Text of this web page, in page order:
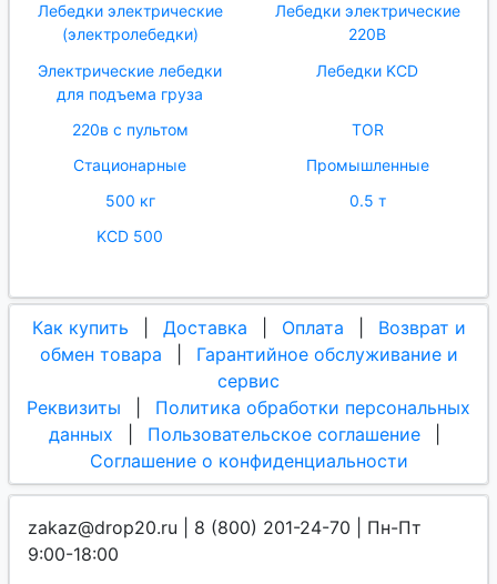
Лебедки электрические
(электролебедки)
Лебедки электрические
220В
Электрические лебедки
для подъема груза
Лебедки KCD
220в с пультом
TOR
Стационарные
Промышленные
500 кг
0.5 т
KCD 500
Как купить Доставка Оплата
Возврат и
обмен товара
Гарантийное обслуживание и
сервис
Реквизиты
Политика обработки персональных
данных
Пользовательское соглашение
Соглашение о конфиденциальности
zakaz@drop20.ru | 8 (800) 201-24-70 | Пн-Пт
9:00-18:00